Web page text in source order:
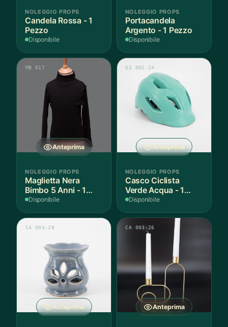
NOLEGGIO PROPS
Candela Rossa - 1
Pezzo
Disponibile
NOLEGGIO PROPS
Portacandela
Argento - 1 Pezzo
Disponibile
Anteprima
MB 017
NOLEGGIO PROPS
Maglietta Nera
Bimbo 5 Anni - 1
Pezzo
Disponibile
Anteprima
GI 002-24
NOLEGGIO PROPS
Casco Ciclista
Verde Acqua - 1
Pezzo
Disponibile
Anteprima
CA 003-28
Anteprima
CA 003-26